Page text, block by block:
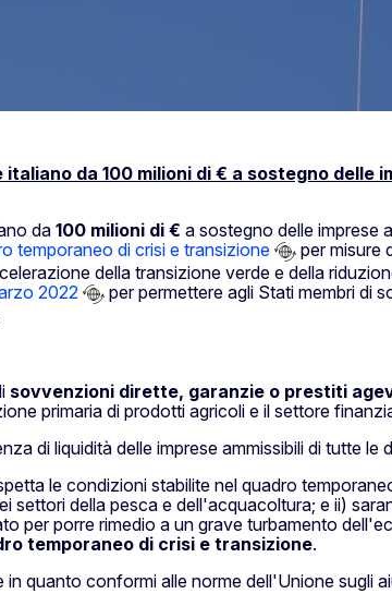
da 100 milioni di € a sostegno
da 100 milioni di € a sostegno delle imprese
temporaneo di crisi e transizione per misure
della transizione verde e della
2022
per permettere agli Stati membri di
sovvenzioni dirette, garanzie o prestiti
primaria di prodotti agricoli e il settore
di liquidità delle imprese ammissibili di tutte le
le condizioni stabilite nel quadro
della pesca e dell'acquacoltura; e ii)
per porre rimedio a un grave turbamento
temporaneo di crisi e transizione.
quanto conformi alle norme dell'Unione sugli